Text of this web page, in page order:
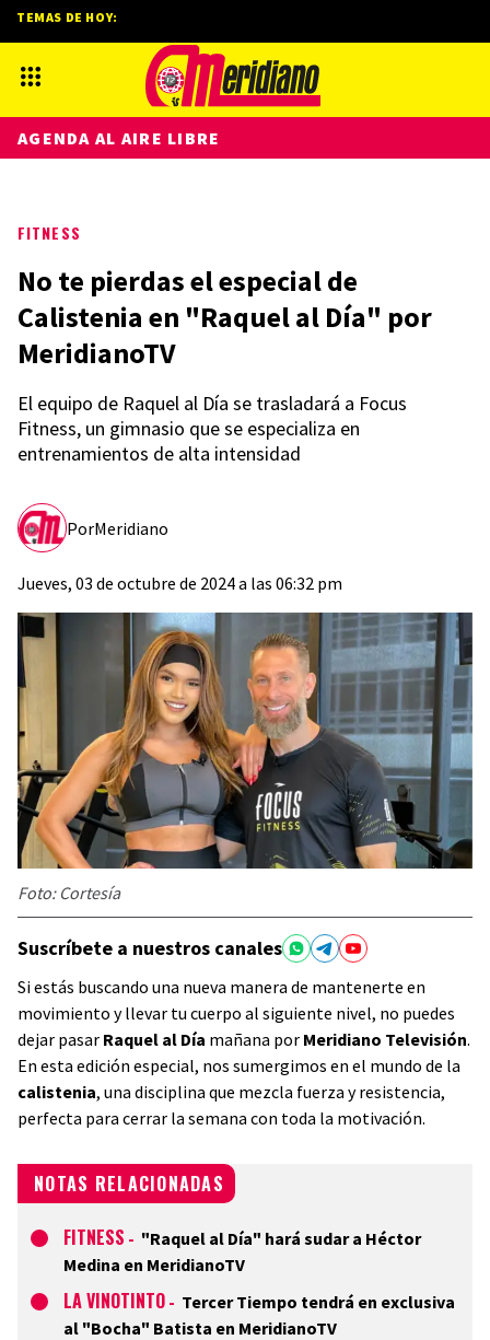
FITNESS
No te pierdas el especial de
Calistenia en "Raquel al Día" por
MeridianoTV
El equipo de Raquel al Día se trasladará a Focus
Fitness, un gimnasio que se especializa en
entrenamientos de alta intensidad
PorMeridiano
Jueves, 03 de octubre de 2024 a las 06:32 pm
Foto: Cortesía
Suscríbete a nuestros canales
Si estás buscando una nueva manera de mantenerte en
movimiento y llevar tu cuerpo al siguiente nivel, no puedes
dejar pasar Raquel al Día mañana por Meridiano Televisión.
En esta edición especial, nos sumergimos en el mundo de la
calistenia, una disciplina que mezcla fuerza y resistencia,
perfecta para cerrar la semana con toda la motivación.
NOTAS RELACIONADAS
FITNESS - "Raquel al Día" hará sudar a Héctor
Medina en MeridianoTV
LA VINOTINTO - Tercer Tiempo tendrá en exclusiva
al "Bocha" Batista en MeridianoTV
TEMAS DE HOY:
AGENDA AL AIRE LIBRE